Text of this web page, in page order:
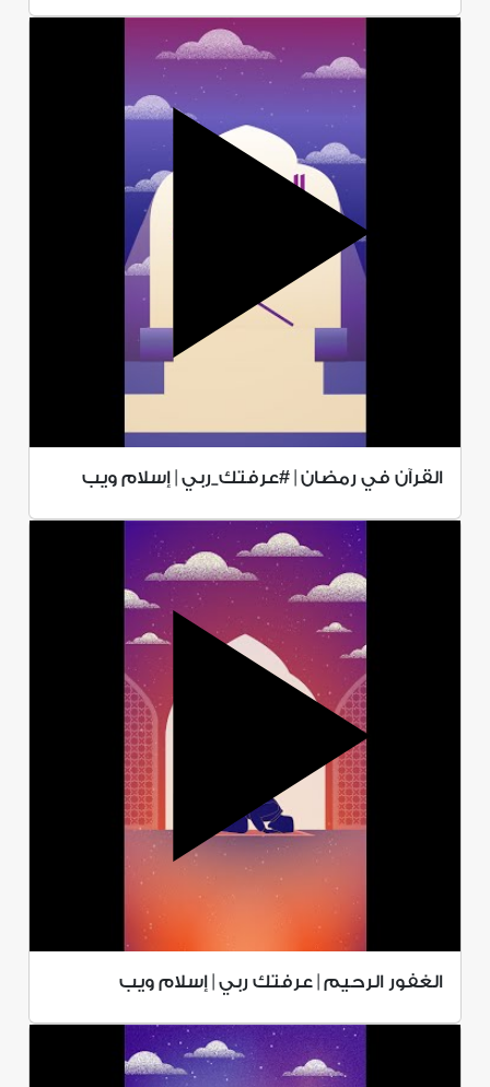
القرآن في رمضان | #عرفتك_ربي | إسلام ويب
الغفور الرحيم | عرفتك ربي | إسلام ويب